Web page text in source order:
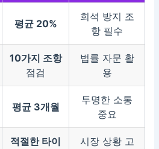
평균 20%
희석 방지 조
항 필수
10가지 조항
점검
법률 자문 활
용
평균 3개월
투명한 소통
중요
적절한 타이
시장 상황 고